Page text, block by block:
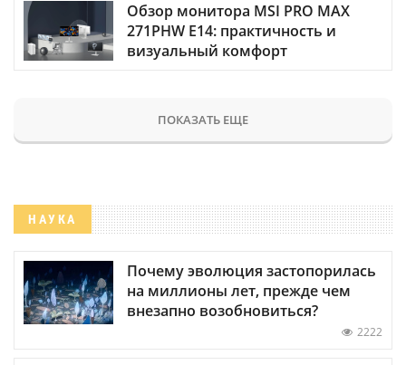
Обзор монитора MSI PRO MAX
271PHW E14: практичность и
визуальный комфорт
ПОКАЗАТЬ ЕЩЕ
НАУКА
Почему эволюция застопорилась
на миллионы лет, прежде чем
внезапно возобновиться?
2222